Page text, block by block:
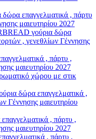
επαγγελματικά , πάρτυ
μαιευτηρίου 2027
γούρια δώρα
, γενεθλίων Γέννησης
, πάρτυ ,
μαιευτηρίου 2027
χώρου με στικ
δώρα επαγγελματικά ,
Γέννησης μαιευτηρίου
, πάρτυ ,
μαιευτηρίου 2027
, πάρτυ ,